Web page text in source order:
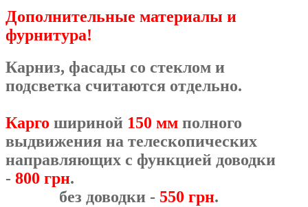
Дополнительные материалы и
фурнитура!
Карниз, фасады со стеклом и
подсветка считаются отдельно.
Карго шириной 150 мм полного
выдвижения на телескопических
направляющих с функцией доводки
- 800 грн.
без доводки - 550 грн.